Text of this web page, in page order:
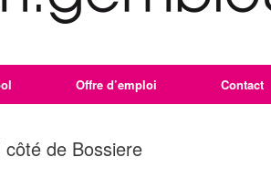
Offre d’emploi Contact
de Bossiere